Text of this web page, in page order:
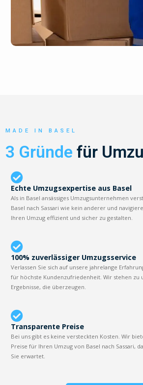
MADE IN BASEL
3 Gründe für
Echte Umzugsexpertise aus Basel
Als in Basel ansässiges Umzugsunternehmen
Basel nach Sassari wie kein anderer und
Ihren Umzug effizient und sicher zu gestalten.
100% zuverlässiger Umzugsservice
Verlassen Sie sich auf unsere jahrelange
für höchste Kundenzufriedenheit. Wir stehen zu
Ergebnisse, die überzeugen.
Transparente Preise
Bei uns gibt es keine versteckten Kosten. Wir
Preise für Ihren Umzug von Basel nach Sassari,
Sie erwartet.